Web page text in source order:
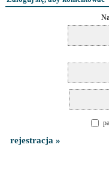
rejestracja »